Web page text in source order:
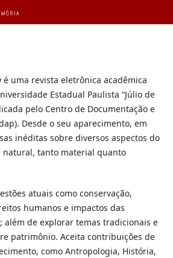
é uma revista eletrônica acadêmica
Estadual Paulista “Júlio de
pelo Centro de Documentação e
Desde o seu aparecimento, em
inéditas sobre diversos aspectos do
tanto material quanto
atuais como conservação,
humanos e impactos das
além de explorar temas tradicionais e
patrimônio. Aceita contribuições de
como Antropologia, História,